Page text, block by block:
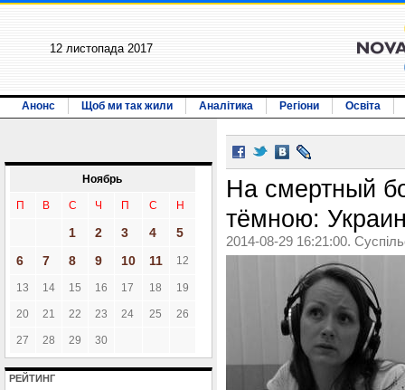
12 листопада 2017
Анонс Щоб ми так жили Аналітика Регіони Освіта
Ноябрь
П В С Ч П С Н
1 2 3 4
5
6
7 8 9 10 11 12
13 14 15 16 17 18 19
20 21 22 23 24 25 26
27 28 29 30
РЕЙТИНГ
На смертный
тёмною:
2014-08-29 16:21:00.